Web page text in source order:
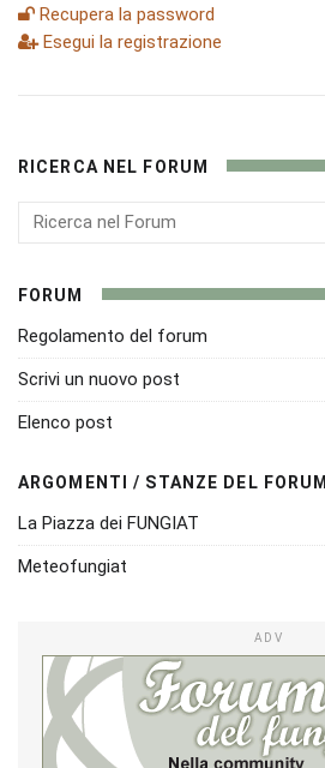
Recupera la password
Esegui la registrazione
RICERCA NEL FORUM
FORUM
Regolamento del forum
Scrivi un nuovo post
Elenco post
ARGOMENTI / STANZE DEL FORUM
La Piazza dei FUNGIAT
Meteofungiat
ADV